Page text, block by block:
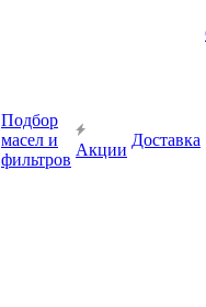
Подбор
масел и
фильтров
Акции
Доставка